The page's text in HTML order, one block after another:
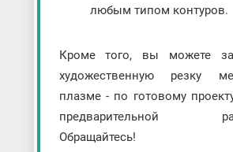
любым типом контуров.
Кроме того, вы можете
художественную резку
плазме - по готовому
предварительной
Обращайтесь!